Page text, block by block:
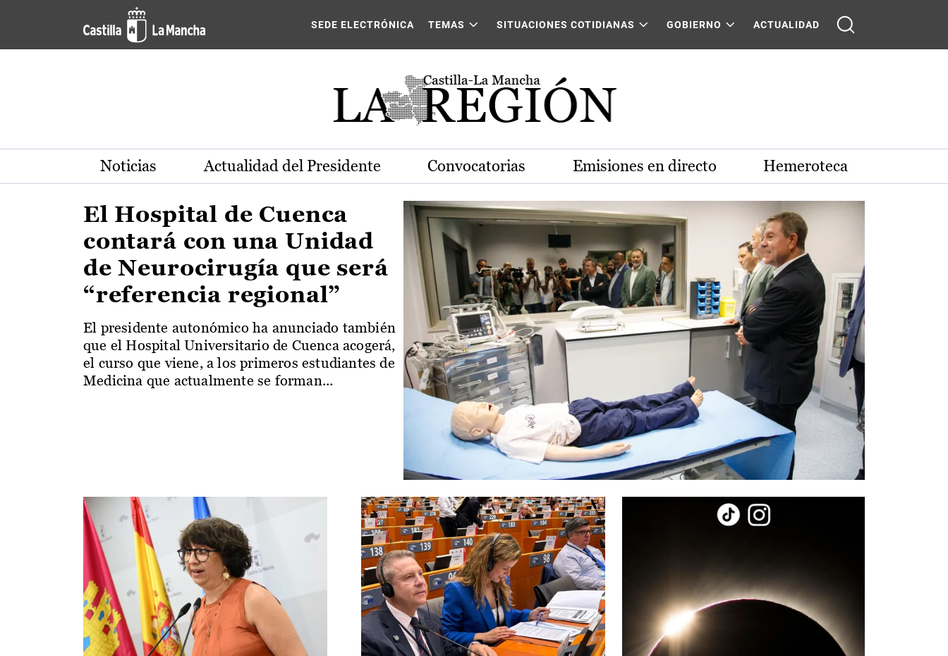
Pasar al contenido principal
Actualidad de la región de Castilla-La Mancha
SEDE ELECTRÓNICA TEMAS SITUACIONES COTIDIANAS GOBIERNO ACTUALIDAD
Noticias Actualidad del Presidente Convocatorias Emisiones en directo Hemeroteca
El Hospital de Cuenca
contará con una Unidad
de Neurocirugía que será
“referencia regional”
El presidente autonómico ha anunciado también
que el Hospital Universitario de Cuenca acogerá,
el curso que viene, a los primeros estudiantes de
Medicina que actualmente se forman...